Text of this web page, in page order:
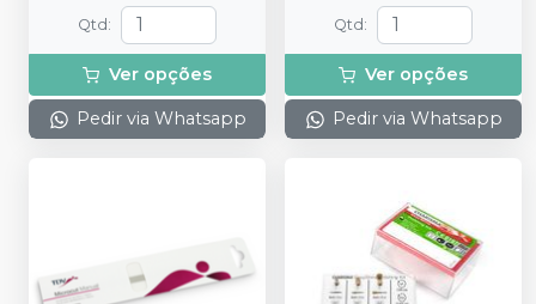
Qtd :
Ver opções
Pedir via Whatsapp
Qtd :
Ver opções
Pedir via Whatsapp